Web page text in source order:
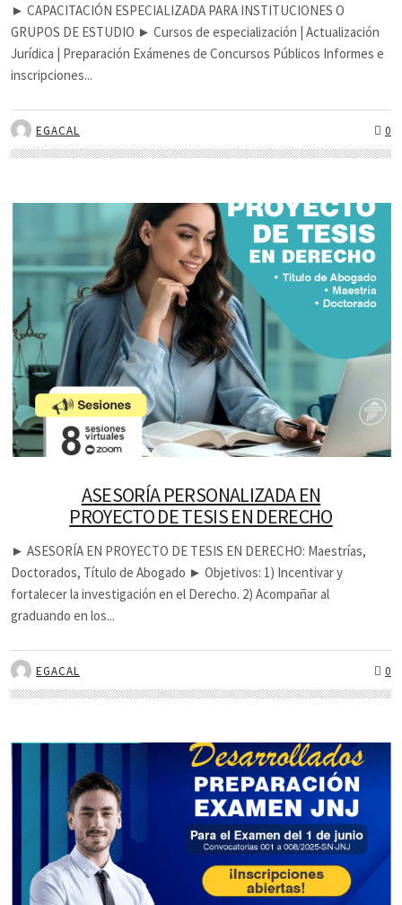
► CAPACITACIÓN ESPECIALIZADA PARA INSTITUCIONES O
GRUPOS DE ESTUDIO ► Cursos de especialización | Actualización
Jurídica | Preparación Exámenes de Concursos Públicos Informes e
inscripciones...
EGACAL 0
ASESORÍA PERSONALIZADA EN
PROYECTO DE TESIS EN DERECHO
► ASESORÍA EN PROYECTO DE TESIS EN DERECHO: Maestrías,
Doctorados, Título de Abogado ► Objetivos: 1) Incentivar y
fortalecer la investigación en el Derecho. 2) Acompañar al
graduando en los...
EGACAL 0